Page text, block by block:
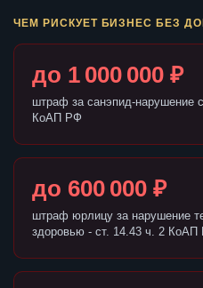
ЧЕМ РИСКУЕТ БИЗНЕС БЕЗ
до 1 000 000 ₽
штраф за санэпид-нарушение
КоАП РФ
до 600 000 ₽
штраф юрлицу за нарушение
здоровью - ст. 14.43 ч. 2 КоАП